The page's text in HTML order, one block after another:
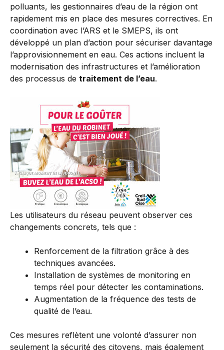
polluants, les gestionnaires d’eau de la région ont
rapidement mis en place des mesures correctives. En
coordination avec l’ARS et le SMEPS, ils ont
développé un plan d’action pour sécuriser davantage
l’approvisionnement en eau. Ces actions incluent la
modernisation des infrastructures et l’amélioration
des processus de traitement de l’eau.
Les utilisateurs du réseau peuvent observer ces
changements concrets, tels que :
Renforcement de la filtration grâce à des
techniques avancées.
Installation de systèmes de monitoring en
temps réel pour détecter les contaminations.
Augmentation de la fréquence des tests de
qualité de l’eau.
Ces mesures reflètent une volonté d’assurer non
seulement la sécurité des citoyens, mais également